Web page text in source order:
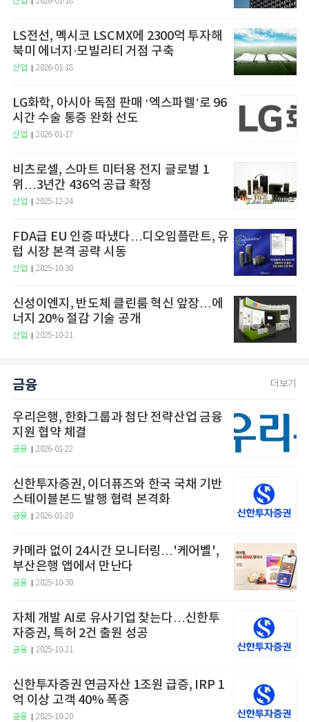
LS전선, 멕시코 LSCMX에 2300억 투자해
북미 에너지·모빌리티 거점 구축
산업 2026-01-18
LG화학, 아시아 독점 판매 ‘엑스파렐’로 96
시간 수술 통증 완화 선도
산업 2026-01-17
비츠로셀, 스마트 미터용 전지 글로벌 1
위…3년간 436억 공급 확정
산업 2025-12-24
FDA급 EU 인증 따냈다…디오임플란트, 유
럽 시장 본격 공략 시동
산업 2025-10-30
신성이엔지, 반도체 클린룸 혁신 앞장…에
너지 20% 절감 기술 공개
산업 2025-10-21
금융 더보기
우리은행, 한화그룹과 첨단 전략산업 금융
지원 협약 체결
금융 2026-01-22
신한투자증권, 이더퓨즈와 한국 국채 기반
스테이블본드 발행 협력 본격화
금융 2026-01-20
카메라 없이 24시간 모니터링…'케어벨',
부산은행 앱에서 만난다
금융 2025-10-30
자체 개발 AI로 유사기업 찾는다…신한투
자증권, 특허 2건 출원 성공
금융 2025-10-21
신한투자증권 연금자산 1조원 급증, IRP 1
억 이상 고객 40% 폭증
금융 2025-10-20